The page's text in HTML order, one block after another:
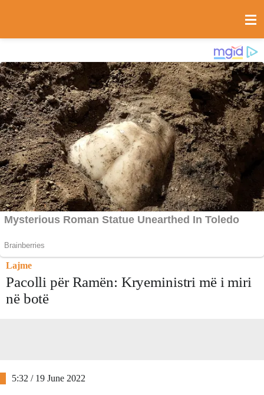
Lajme
Pacolli për Ramën: Kryeministri më i miri
në botë
5:32 / 19 June 2022